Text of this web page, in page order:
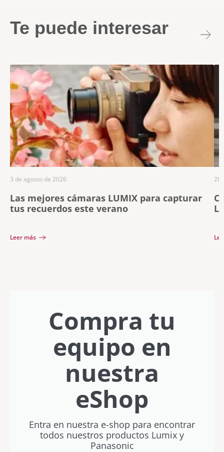
Te puede interesar
Las mejores cámaras LUMIX para capturar
tus recuerdos este verano
Leer más
3 de agosto de 2026 28
Compra tu
equipo en
nuestra
eShop
Entra en nuestra e-shop para encontrar
todos nuestros productos Lumix y
Panasonic